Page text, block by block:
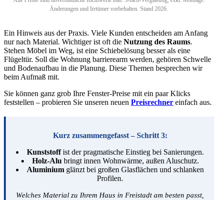
Änderungen und Irrtümer vorbehalten. Stand 2026.
Ein Hinweis aus der Praxis. Viele Kunden entscheiden am Anfang
nur nach Material. Wichtiger ist oft die Nutzung des Raums.
Stehen Möbel im Weg, ist eine Schiebelösung besser als eine
Flügeltür. Soll die Wohnung barrierearm werden, gehören Schwelle
und Bodenaufbau in die Planung. Diese Themen besprechen wir
beim Aufmaß mit.
Sie können ganz grob Ihre Fenster-Preise mit ein paar Klicks
feststellen – probieren Sie unseren neuen Preisrechner einfach aus.
Kurz zusammengefasst – Schritt 3:
Kunststoffist der pragmatische Einstieg bei Sanierungen.
Holz-Alu bringt innen Wohnwärme, außen Aluschutz.
Aluminium glänzt bei großen Glasflächen und schlanken
Profilen.
Welches Material zu Ihrem Haus in Freistadt am besten passt,